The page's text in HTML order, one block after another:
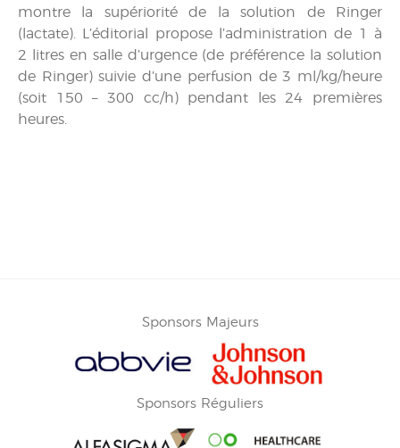
montre la supériorité de la solution de Ringer
(lactate). L’éditorial propose l’administration de 1 à
2 litres en salle d’urgence (de préférence la solution
de Ringer) suivie d’une perfusion de 3 ml/kg/heure
(soit 150 – 300 cc/h) pendant les 24 premières
heures.
Sponsors Majeurs
Sponsors Réguliers